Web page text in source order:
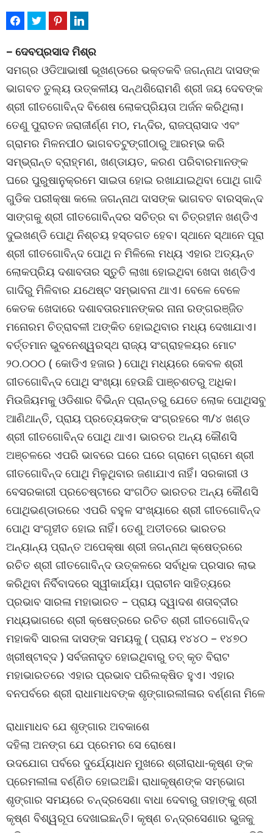
– ଦେବପ୍ରସାଦ ମିଶ୍ର
ସମଗ୍ର ଓଡିଆଭାଷୀ ଭୂଖଣ୍ଡରେ ଭକ୍ତକବି ଜଗନ୍ନାଥ ଦାସଙ୍କ
ଭାଗବତ ତୁଲ୍ୟ ଉତ୍କଳୀୟ ସନ୍ଥଶିରୋମଣି ଶ୍ରୀ ଜୟ ଦେବଙ୍କ
ଶ୍ରୀ ଗୀତଗୋବିନ୍ଦ ବିଶେଷ ଲୋକପ୍ରିୟତା ଅର୍ଜନ କରିଥିଲା।
ତେଣୁ ପୁରାତନ ଜରାଜୀର୍ଣ୍ଣ ମଠ, ମନ୍ଦିର, ରାଜପ୍ରାସାଦ ଏବଂ
ଗ୍ରାମର ମିଳନପୀଠ ଭାଗବତଟୁଙ୍ଗୀଠାରୁ ଆରମ୍ଭ କରି
ସମ୍ଭ୍ରାନ୍ତ ବ୍ରାହ୍ମଣ, ଖଣ୍ଡାୟତ, କରଣ ପରିବାରମାନଙ୍କ
ଘରେ ପୁରୁଷାନୁକ୍ରମେ ସାଇତା ହୋଇ ରଖାଯାଇଥିବା ପୋଥି ଗାଦି
ଗୁଡିକ ପରୀକ୍ଷା କଲେ ଜଗନ୍ନାଥ ଦାସଙ୍କ ଭାଗବତ ବାରସ୍କନ୍ଦ
ସାଙ୍ଗକୁ ଶ୍ରୀ ଗୀତଗୋବିନ୍ଦର ସଚିତ୍ର ବା ଚିତ୍ରହୀନ ଖଣ୍ଡିଏ
ଦୁଇଖଣ୍ଡି ପୋଥି ନିଶ୍ଚୟ ହସ୍ତଗତ ହେବ। ସ୍ଥାନେ ସ୍ଥାନେ ପୂରା
ଶ୍ରୀ ଗୀତଗୋବିନ୍ଦ ପୋଥି ନ ମିଳିଲେ ମଧ୍ୟ ଏହାର ଅତ୍ୟନ୍ତ
ଲୋକପ୍ରିୟ ଦଶାବତାର ସ୍ତୁତି ଲାଖା ହୋଇଥିବା ଖେଦା ଖଣ୍ଡିଏ
ଗାଦିରୁ ମିଳିବାର ଯଥେଷ୍ଟ ସମ୍ଭାବନା ଥାଏ। ବେଳେ ବେଳେ
କେତକ ଖେଦାରେ ଦଶାବତାରମାନଙ୍କର ନାନା ରଙ୍ଗରଞ୍ଜିତ
ମନୋରମ ଚିତ୍ରାବଳୀ ଅଙ୍କିତ ହୋଇଥିବାର ମଧ୍ୟ ଦେଖାଯାଏ।
ବର୍ତ୍ତମାନ ଭୁବନେଶ୍ୱରସ୍ଥ ରାଜ୍ୟ ସଂଗ୍ରାହଳୟର ମୋଟ
୨୦.୦୦୦ ( କୋଡିଏ ହଜାର ) ପୋଥି ମଧ୍ୟରେ କେବଳ ଶ୍ରୀ
ଗୀତଗୋବିନ୍ଦ ପୋଥି ସଂଖ୍ୟା ହେଉଛି ପାଞ୍ଚଶତରୁ ଅଧିକ।
ମିଉଜିୟମକୁ ଓଡିଶାର ବିଭିନ୍ନ ପ୍ରାନ୍ତରୁ ଯେତେ ଲୋକ ପୋଥିସବୁ
ଆଣିଥାନ୍ତି, ପ୍ରାୟ ପ୍ରତ୍ୟେକଙ୍କ ସଂଗ୍ରହରେ ୩/୪ ଖଣ୍ଡ
ଶ୍ରୀ ଗୀତଗୋବିନ୍ଦ ପୋଥି ଥାଏ। ଭାରତର ଅନ୍ୟ କୌଣସି
ଅଞ୍ଚଳରେ ଏପରି ଭାବରେ ଘରେ ଘରେ ଗ୍ରାମେ ଗ୍ରାମେ ଶ୍ରୀ
ଗୀତଗୋବିନ୍ଦ ପୋଥି ମିଳୁଥିବାର ଜଣାଯାଏ ନାହିଁ। ସରକାରୀ ଓ
ବେସରକାରୀ ପ୍ରଚେଷ୍ଟାରେ ସଂଗଠିତ ଭାରତର ଅନ୍ୟ କୌଣସି
ପୋଥିଭଣ୍ଡାରରେ ଏପରି ବହୁଳ ସଂଖ୍ୟାରେ ଶ୍ରୀ ଗୀତଗୋବିନ୍ଦ
ପୋଥି ସଂଗୃହୀତ ହୋଇ ନାହିଁ। ତେଣୁ ଅତୀତରେ ଭାରତର
ଅନ୍ୟାନ୍ୟ ପ୍ରାନ୍ତ ଅପେକ୍ଷା ଶ୍ରୀ ଜଗନ୍ନାଥ କ୍ଷେତ୍ରରେ
ରଚିତ ଶ୍ରୀ ଗୀତଗୋବିନ୍ଦ ଉତ୍କଳରେ ସର୍ବାଧିକ ପ୍ରସାର ଲାଭ
କରିଥିବା ନିର୍ବିବାଦରେ ସ୍ୱୀକାର୍ଯ୍ୟ। ପ୍ରାଚୀନ ସାହିତ୍ୟରେ
ପ୍ରଭାବ ସାରଳା ମହାଭାରତ – ପ୍ରାୟ ଦ୍ୱାଦଶ ଶତାବ୍ଦୀର
ମଧ୍ୟଭାଗରେ ଶ୍ରୀ କ୍ଷେତ୍ରରେ ରଚିତ ଶ୍ରୀ ଗୀତଗୋବିନ୍ଦ
ମହାକବି ସାରଳା ଦାସଙ୍କ ସମୟକୁ ( ପ୍ରାୟ ୧୪୪୦ – ୧୪୭୦
ଖ୍ରୀଷ୍ଟାବ୍ଦ ) ସର୍ବଜନାଦୃତ ହୋଇଥିବାରୁ ତତ୍ କୃତ ବିରାଟ
ମହାଭାରତରେ ଏହାର ପ୍ରଭାବ ପରିଲକ୍ଷିତ ହୁଏ। ଏହାର
ବନପର୍ବରେ ଶ୍ରୀ ରାଧାମାଧବଙ୍କ ଶୃଙ୍ଗାରଲୀଳାର ବର୍ଣ୍ଣନା ମିଳେ
ରାଧାମାଧବ ଯେ ଶୃଙ୍ଗାର ଅବକାଶେ
ଦହିଲା ଅନଙ୍ଗ ଯେ ପ୍ରେମର ସେ ରୋଷେ।
ଉଦଯୋଗ ପର୍ବରେ ଦୁର୍ଯ୍ୟୋଧନ ମୁଖରେ ଶ୍ରୀରାଧା-କୃଷ୍ଣ ଙ୍କ
ପ୍ରେମଲୀଳା ବର୍ଣ୍ଣିତ ହୋଇଅଛି। ରାଧାକୃଷ୍ଣଙ୍କ ସମ୍ଭୋଗ
ଶୃଙ୍ଗାର ସମୟରେ ଚନ୍ଦ୍ରସେଣା ବାଧା ଦେବାରୁ ତାହାଙ୍କୁ ଶ୍ରୀ
କୃଷ୍ଣ ବିଶ୍ୱରୂପ ଦେଖାଇଛନ୍ତି। କୃଷ୍ଣ ଚନ୍ଦ୍ରସେଣାର ଭୁଜକୁ